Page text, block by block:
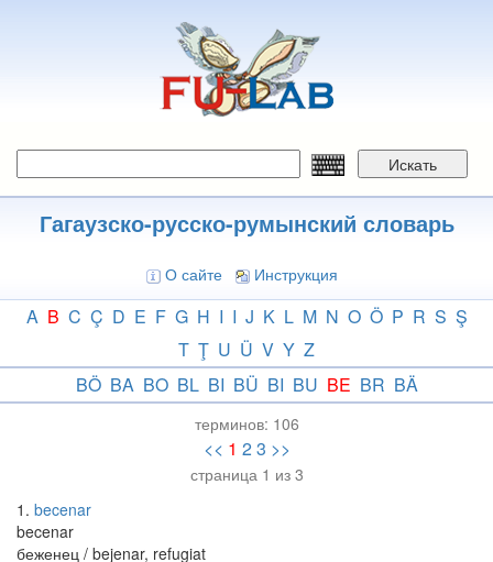
Искать
Гагаузско-русско-румынский словарь
О сайте Инструкция
A B C Ç D E F G H I I J K L M N O Ö P R S Ş
T Ţ U Ü V Y Z
BÖ BA BO BL BI BÜ BI BU BE BR BÄ
терминов: 106
<< 1 23 >>
страница 1 из 3
1 becenar
becenar
беженец / bejenar, refugiat